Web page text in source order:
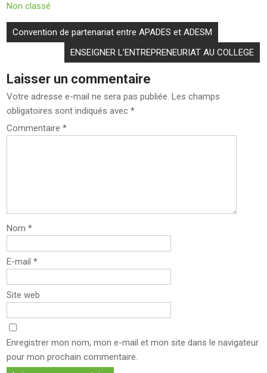
Non classé
Convention de partenariat entre APADES et ADESM
ENSEIGNER L’ENTREPRENEURIAT AU COLLEGE
Laisser un commentaire
Votre adresse e-mail ne sera pas publiée. Les champs
obligatoires sont indiqués avec*
Commentaire*
Nom*
E-mail*
Site web
Enregistrer mon nom, mon e-mail et mon site dans le navigateur
pour mon prochain commentaire.